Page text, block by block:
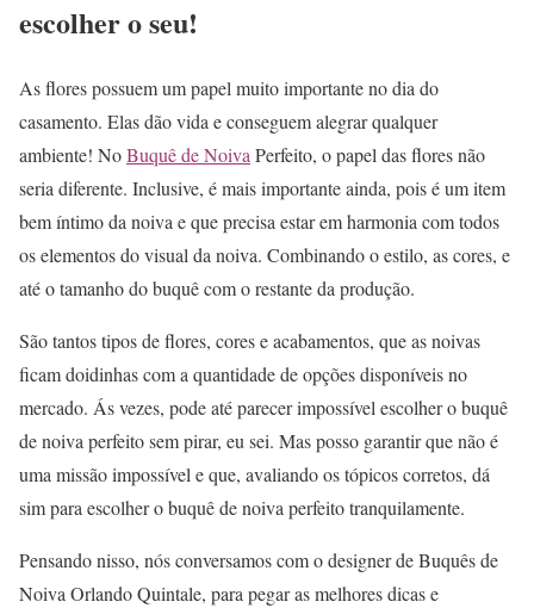
escolher o seu!
As flores possuem um papel muito importante no dia do
casamento. Elas dão vida e conseguem alegrar qualquer
ambiente! NoBuquê de NoivaPerfeito, o papel das flores não
seria diferente. Inclusive, é mais importante ainda, pois é um item
bem íntimo da noiva e que precisa estar em harmonia com todos
os elementos do visual da noiva. Combinando o estilo, as cores, e
até o tamanho do buquê com o restante da produção.
São tantos tipos de flores, cores e acabamentos, que as noivas
ficam doidinhas com a quantidade de opções disponíveis no
mercado. Ás vezes, pode até parecer impossível escolher o buquê
de noiva perfeito sem pirar, eu sei. Mas posso garantir que não é
uma missão impossível e que, avaliando os tópicos corretos, dá
sim para escolher o buquê de noiva perfeito tranquilamente.
Pensando nisso, nós conversamos com o designer de Buquês de
Noiva Orlando Quintale, para pegar as melhores dicas e